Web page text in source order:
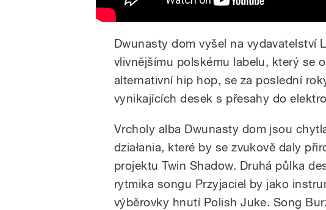
Dwunasty dom vyšel na vydavatelství
vlivnějšímu polskému labelu, který se
alternativní hip hop, se za poslední
vynikajících desek s přesahy do
Vrcholy alba Dwunasty dom jsou
działania, které by se zvukově daly
projektu Twin Shadow. Druhá půlka
rytmika songu Przyjaciel by jako
výběrovky hnutí Polish Juke. Song